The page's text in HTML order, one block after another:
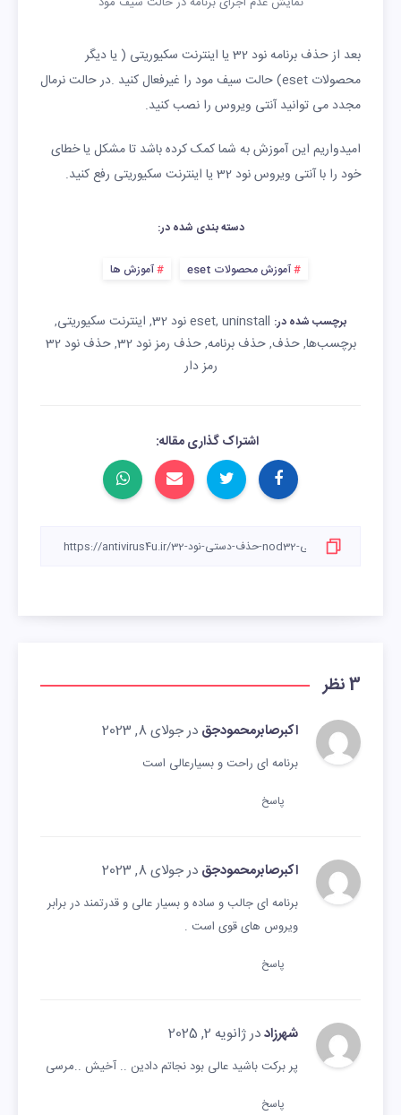
بعد از حذف برنامه نود 32 یا اینترنت سکیوریتی ( یا دیگر
محصولات eset) حالت سیف مود را غیرفعال کنید .در حالت نرمال
مجدد می توانید آنتی ویروس را نصب کنید.
امیدواریم این آموزش به شما کمک کرده باشد تا مشکل یا خطای
خود را با آنتی ویروس نود 32 یا اینترنت سکیوریتی رفع کنید.
دسته بندی شده در:
آموزش محصولات eset آموزش ها
برچسب شده در: eset, uninstall نود 32 , اینترنت سکیوریتی,
برچسب‌ها,حذف,حذف برنامه,حذف رمز نود 32 ,
حذف نود 32
رمز دار
اشتراک گذاری مقاله:
3 نظر
اکبرصابرمحمودجق در جولای 8, 2023
برنامه ای راحت و بسیارعالی است
پاسخ
اکبرصابرمحمودجق در جولای 8, 2023
برنامه ای جالب و ساده و بسیار عالی و قدرتمند در برابر
ویروس های قوی است .
پاسخ
شهرزاددر ژانویه 2, 2025
پر برکت باشید عالی بود نجاتم دادین .. آخیش ..مرسی
پاسخ